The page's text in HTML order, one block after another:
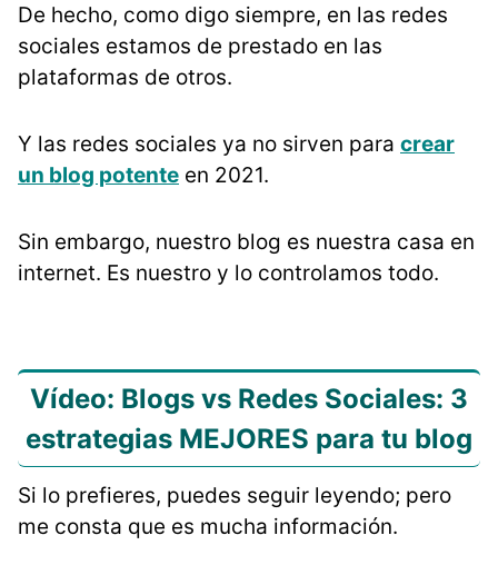
De hecho, como digo siempre, en las redes
sociales estamos de prestado en las
plataformas de otros.
Y las redes sociales ya no sirven para crear
un blog potente en 2021.
Sin embargo, nuestro blog es nuestra casa en
internet. Es nuestro y lo controlamos todo.
Vídeo: Blogs vs Redes Sociales: 3
estrategias MEJORES para tu blog
Si lo prefieres, puedes seguir leyendo; pero
me consta que es mucha información.